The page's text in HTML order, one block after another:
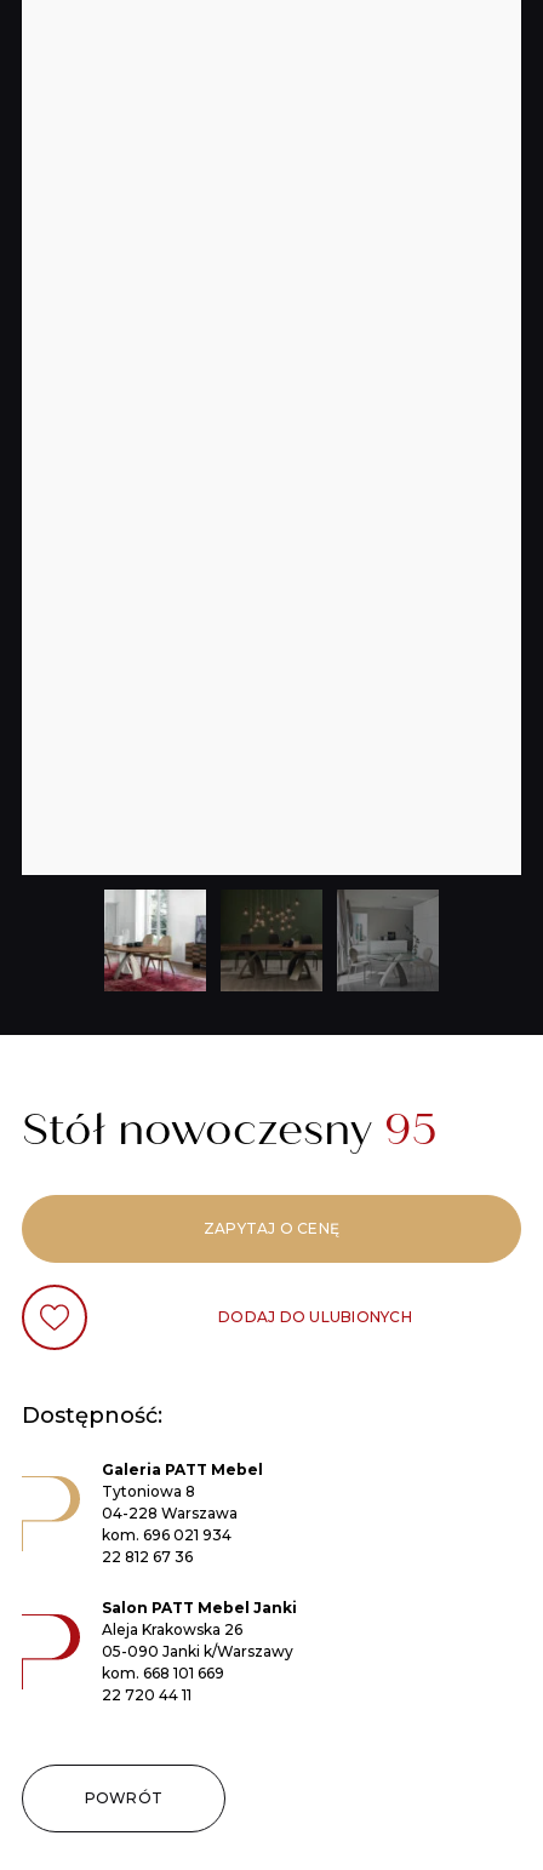
Stół nowoczesny 95
ZAPYTAJ O CENĘ
DODAJ DO ULUBIONYCH
Dostępność:
Galeria PATT Mebel
Tytoniowa 8
04-228 Warszawa
kom. 696 021 934
22 812 67 36
Salon PATT Mebel Janki
Aleja Krakowska 26
05-090 Janki k/Warszawy
kom. 668 101 669
22 720 44 11
POWRÓT